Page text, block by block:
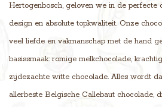
Hertogenbosch, geloven we in de perfecte
design en absolute topkwaliteit. Onze
veel liefde en vakmanschap met de hand
basissmaak: romige melkchocolade,
zijdezachte witte chocolade. Alles wordt
allerbeste Belgische Callebaut chocolade,